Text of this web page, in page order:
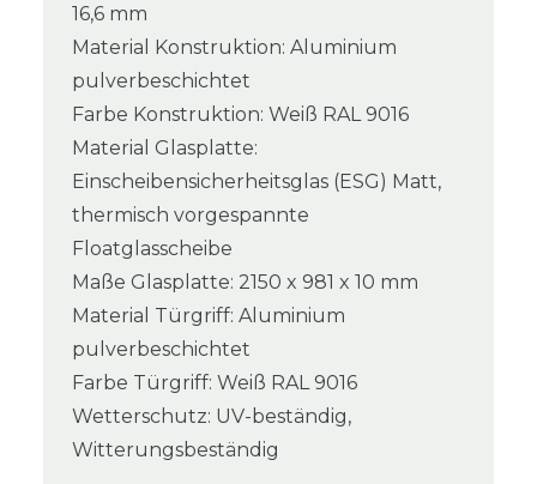
16,6 mm
Material Konstruktion: Aluminium
pulverbeschichtet
Farbe Konstruktion: Weiß RAL 9016
Material Glasplatte:
Einscheibensicherheitsglas (ESG) Matt,
thermisch vorgespannte
Floatglasscheibe
Maße Glasplatte: 2150 x 981 x 10 mm
Material Türgriff: Aluminium
pulverbeschichtet
Farbe Türgriff: Weiß RAL 9016
Wetterschutz: UV-beständig,
Witterungsbeständig